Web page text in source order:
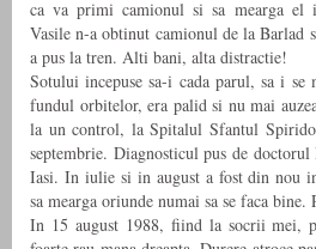
ca va primi camionul si sa mearga el
Vasile n-a obtinut camionul de la Barlad
a pus la tren. Alti bani, alta distractie!
Sotului incepuse sa-i cada parul, sa i
fundul orbitelor, era palid si nu mai
la un control, la Spitalul Sfantul
septembrie. Diagnosticul pus de
Iasi. In iulie si in august a fost din nou
sa mearga oriunde numai sa se faca
In 15 august 1988, fiind la socrii mei,